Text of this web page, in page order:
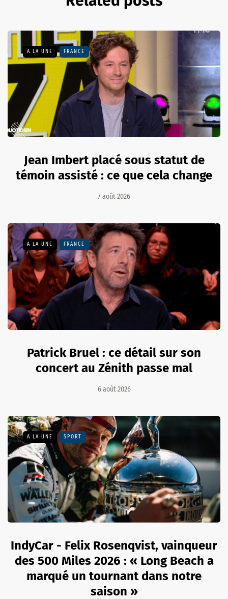
A LA UNE FRANCE
Jean Imbert placé sous statut de
témoin assisté : ce que cela change
7 août 2026
A LA UNE FRANCE
Patrick Bruel : ce détail sur son
concert au Zénith passe mal
6 août 2026
A LA UNE SPORT
IndyCar - Felix Rosenqvist, vainqueur
des 500 Miles 2026 : « Long Beach a
marqué un tournant dans notre
saison »